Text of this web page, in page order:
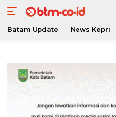
konten
Batam Update News Kepri